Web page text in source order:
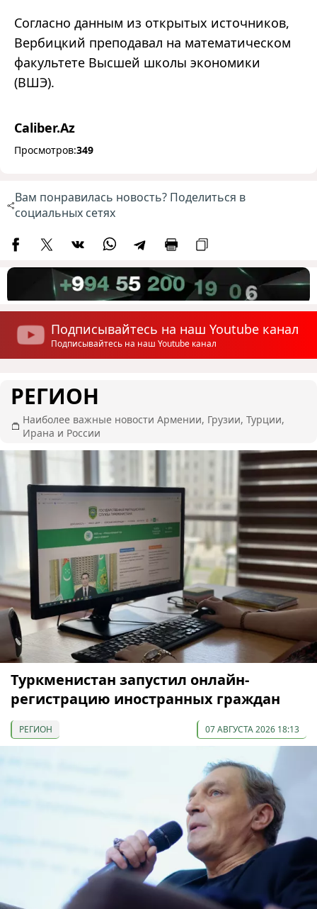
Согласно данным из открытых источников,
Вербицкий преподавал на математическом
факультете Высшей школы экономики
(ВШЭ).
Caliber.Az
Просмотров:349
Вам понравилась новость? Поделиться в
социальных сетях
Подписывайтесь на наш Youtube канал
Подписывайтесь на наш Youtube канал
РЕГИОН
Наиболее важные новости Армении, Грузии, Турции,
Ирана и России
Туркменистан запустил онлайн-
регистрацию иностранных граждан
РЕГИОН 07 АВГУСТА 2026 18:13